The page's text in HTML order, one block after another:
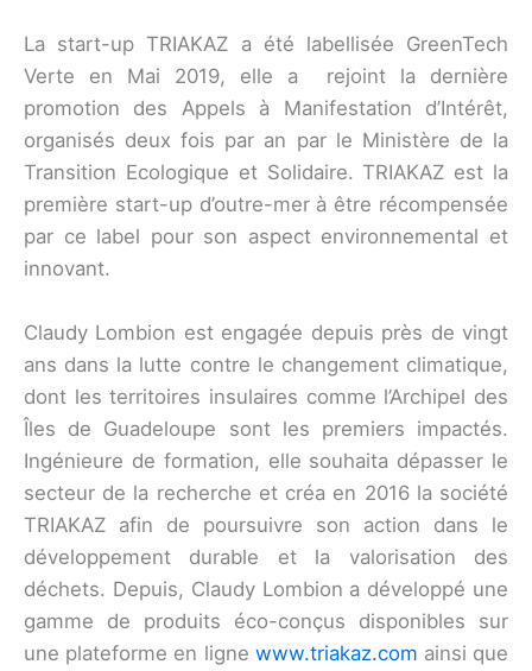
La start-up TRIAKAZ a été labellisée GreenTech
Verte en Mai 2019, elle a rejoint la dernière
promotion des Appels à Manifestation d’Intérêt,
organisés deux fois par an par le Ministère de la
Transition Ecologique et Solidaire. TRIAKAZ est la
première start-up d’outre-mer à être récompensée
par ce label pour son aspect environnemental et
innovant.
Claudy Lombion est engagée depuis près de vingt
ans dans la lutte contre le changement climatique,
dont les territoires insulaires comme l’Archipel des
Îles de Guadeloupe sont les premiers impactés.
Ingénieure de formation, elle souhaita dépasser le
secteur de la recherche et créa en 2016 la société
TRIAKAZ afin de poursuivre son action dans le
développement durable et la valorisation des
déchets. Depuis, Claudy Lombion a développé une
gamme de produits éco-conçus disponibles sur
une plateforme en ligne www.triakaz.com ainsi que